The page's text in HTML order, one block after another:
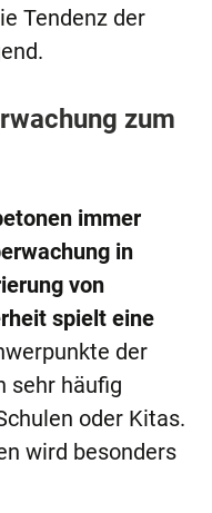
Tendenz der
zum
immer
in
von
spielt eine
der
sehr häufig
oder Kitas.
wird besonders